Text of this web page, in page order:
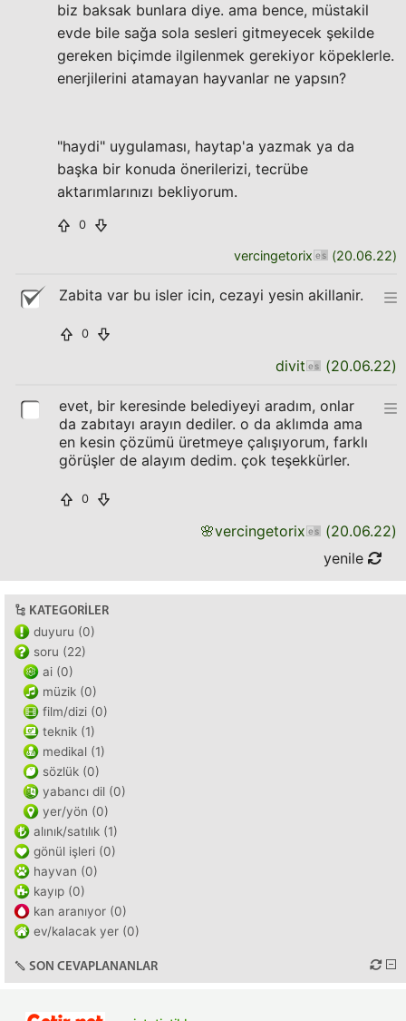
biz baksak bunlara diye. ama bence, müstakil
evde bile sağa sola sesleri gitmeyecek şekilde
gereken biçimde ilgilenmek gerekiyor köpeklerle.
enerjilerini atamayan hayvanlar ne yapsın?
"haydi" uygulaması, haytap'a yazmak ya da
başka bir konuda önerilerizi, tecrübe
aktarımlarınızı bekliyorum.
0
vercingetorix (20.06.22)
Zabita var bu isler icin, cezayi yesin akillanir.
0
divit (20.06.22)
evet, bir keresinde belediyeyi aradım, onlar
da zabıtayı arayın dediler. o da aklımda ama
en kesin çözümü üretmeye çalışıyorum, farklı
görüşler de alayım dedim. çok teşekkürler.
0
🌸vercingetorix (20.06.22)
yenile
KATEGORILER
duyuru (0)
soru (22)
ai (0)
müzik (0)
film/dizi (0)
teknik (1)
medikal (1)
sözlük (0)
yabancı dil (0)
yer/yön (0)
alınık/satılık (1)
gönül işleri (0)
hayvan (0)
kayıp (0)
kan aranıyor (0)
ev/kalacak yer (0)
SON CEVAPLANANLAR